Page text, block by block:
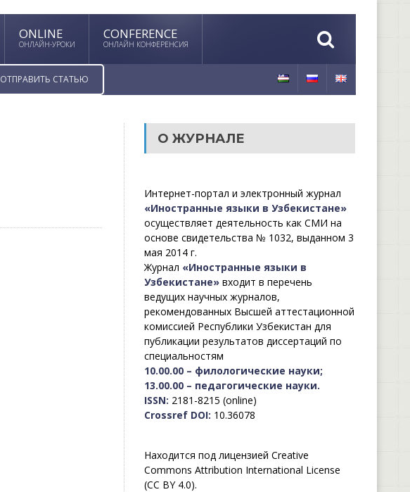
ONLINE
ОНЛАЙН-УРОКИ
CONFERENCE
ОНЛАЙН КОНФЕРЕНСИЯ
ОТПРАВИТЬ СТАТЬЮ
О ЖУРНАЛЕ
Интернет-портал и электронный журнал
«Иностранные языки в Узбекистане»
осуществляет деятельность как СМИ на
основе свидетельства № 1032, выданном 3
мая 2014 г.
Журнал «Иностранные языки в
Узбекистане»входит в перечень
ведущих научных журналов,
рекомендованных Высшей аттестационной
комиссией Республики Узбекистан для
публикации результатов диссертаций по
специальностям
10.00.00 – филологические науки;
13.00.00 – педагогические науки.
ISSN: 2181-8215 (online)
Crossref DOI: 10.36078
Находится под лицензией Creative
Commons Attribution International License
(CC BY 4.0).